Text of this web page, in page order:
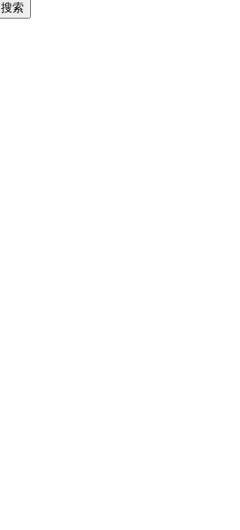
搜索